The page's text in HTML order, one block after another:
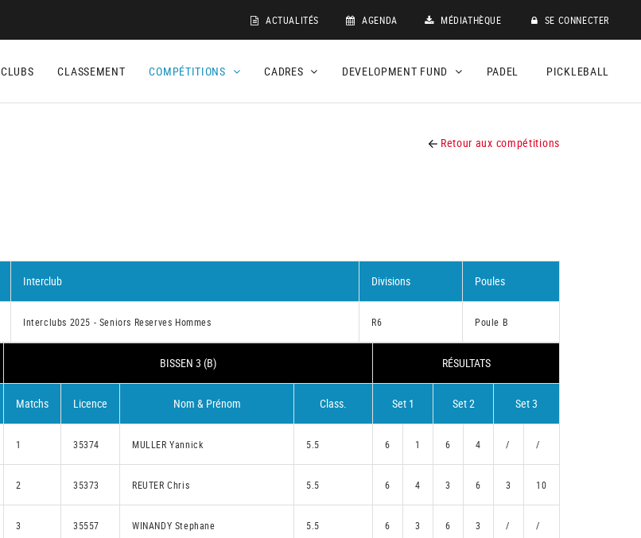
ACTUALITÉS AGENDA MÉDIATHÈQUE SE CONNECTER
CLUBS CLASSEMENT COMPÉTITIONS CADRES DEVELOPMENT FUND PADEL PICKLEBALL
Retour aux compétitions
Interclub Divisions Poules
Interclubs 2025 - Seniors Reserves Hommes R6 Poule B
BISSEN 3 (B) RÉSULTATS
Matchs Licence Nom & Prénom Class. Set 1 Set 2 Set 3
1 35374 MULLER Yannick 5.5 6 1 6 4 / /
2 35373 REUTER Chris 5.5 6 4 3 6 3 10
3 35557 WINANDY Stephane 5.5 6 3 6 3 / /